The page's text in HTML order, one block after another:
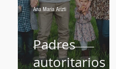
Padres
autoritarios
Ana Maria Arizti